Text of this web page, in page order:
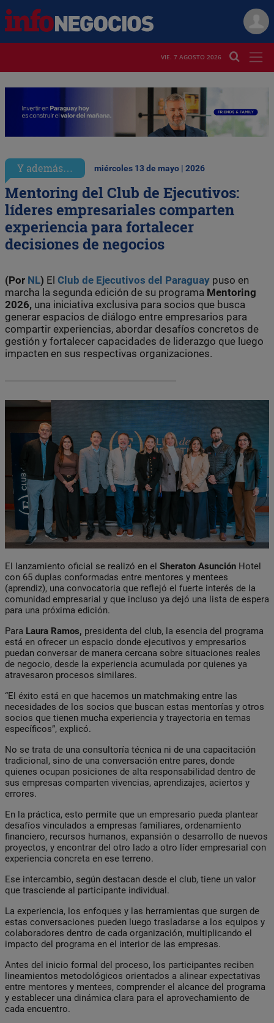
VIE. 7 AGOSTO 2026
Y además… miércoles 13 de mayo | 2026
Mentoring del Club de Ejecutivos:
líderes empresariales comparten
experiencia para fortalecer
decisiones de negocios
(Por NL) El Club de Ejecutivos del Paraguay puso en
marcha la segunda edición de su programa Mentoring
2026, una iniciativa exclusiva para socios que busca
generar espacios de diálogo entre empresarios para
compartir experiencias, abordar desafíos concretos de
gestión y fortalecer capacidades de liderazgo que luego
impacten en sus respectivas organizaciones.
El lanzamiento oficial se realizó en el Sheraton Asunción Hotel
con 65 duplas conformadas entre mentores y mentees
(aprendiz), una convocatoria que reflejó el fuerte interés de la
comunidad empresarial y que incluso ya dejó una lista de espera
para una próxima edición.
Para Laura Ramos, presidenta del club, la esencia del programa
está en ofrecer un espacio donde ejecutivos y empresarios
puedan conversar de manera cercana sobre situaciones reales
de negocio, desde la experiencia acumulada por quienes ya
atravesaron procesos similares.
“El éxito está en que hacemos un matchmaking entre las
necesidades de los socios que buscan estas mentorías y otros
socios que tienen mucha experiencia y trayectoria en temas
específicos”, explicó.
No se trata de una consultoría técnica ni de una capacitación
tradicional, sino de una conversación entre pares, donde
quienes ocupan posiciones de alta responsabilidad dentro de
sus empresas comparten vivencias, aprendizajes, aciertos y
errores.
En la práctica, esto permite que un empresario pueda plantear
desafíos vinculados a empresas familiares, ordenamiento
financiero, recursos humanos, expansión o desarrollo de nuevos
proyectos, y encontrar del otro lado a otro líder empresarial con
experiencia concreta en ese terreno.
Ese intercambio, según destacan desde el club, tiene un valor
que trasciende al participante individual.
La experiencia, los enfoques y las herramientas que surgen de
estas conversaciones pueden luego trasladarse a los equipos y
colaboradores dentro de cada organización, multiplicando el
impacto del programa en el interior de las empresas.
Antes del inicio formal del proceso, los participantes reciben
lineamientos metodológicos orientados a alinear expectativas
entre mentores y mentees, comprender el alcance del programa
y establecer una dinámica clara para el aprovechamiento de
cada encuentro.